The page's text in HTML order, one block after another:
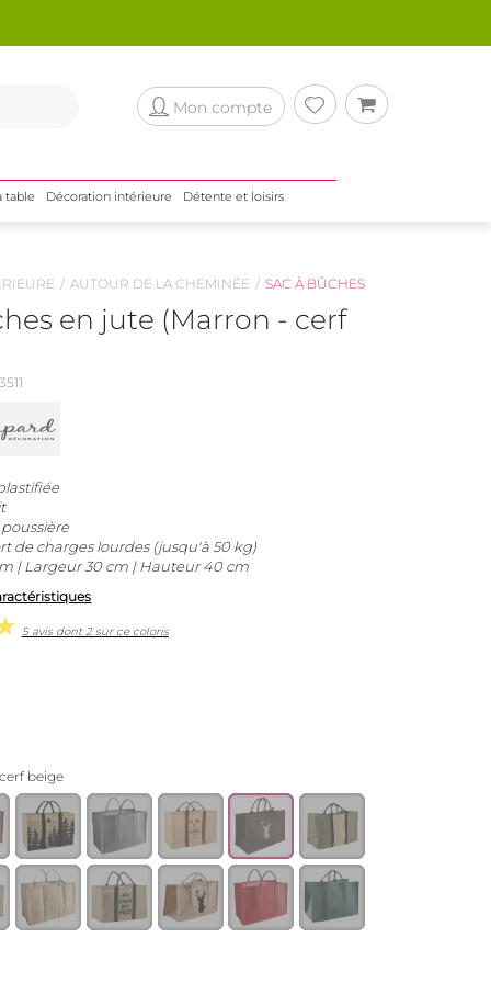
Mon compte
table Décoration intérieure Détente et loisirs
AUTOUR DE LA CHEMINÉE SAC À BÛCHES
en jute (Marron - cerf
de charges lourdes (jusqu'à 50 kg)
| Largeur 30 cm | Hauteur 40 cm
5 avis dont 2 sur ce coloris
beige